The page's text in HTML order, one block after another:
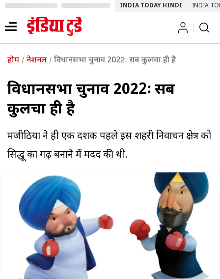
INDIA TODAY HINDI INDIA
होम नेशनल विधानसभा चुनाव 2022ः सब कुलचा ही है
विधानसभा चुनाव 2022ः सब
कुलचा ही है
मजीठिया ने ही एक दशक पहले इस शहरी निर्वाचन क्षेत्र को
सिद्धू का गढ़ बनाने में मदद की थी.